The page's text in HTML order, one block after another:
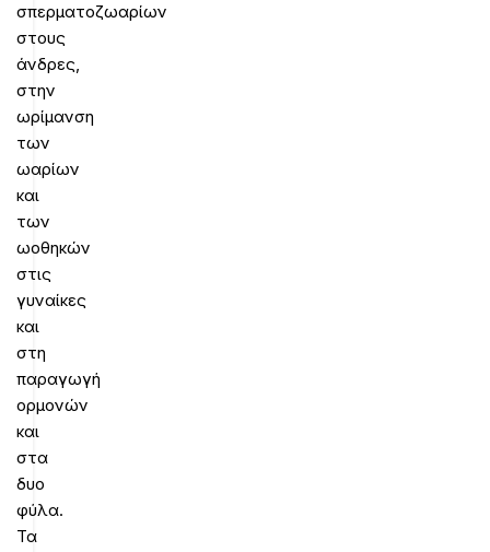
σπερματοζωαρίων
στους
άνδρες,
στην
ωρίμανση
των
ωαρίων
και
των
ωοθηκών
στις
γυναίκες
και
στη
παραγωγή
ορμονών
και
στα
δυο
φύλα.
Τα